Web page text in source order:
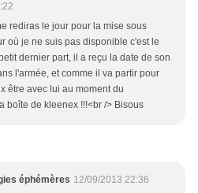
rediras le jour pour la mise sous
où je ne suis pas disponible c'est le
dernier part, il a reçu la date de son
l'armée, et comme il va partir pour
être avec lui au moment du
boîte de kleenex !!!<br /> Bisous
éphémères 12/09/2013 22:36